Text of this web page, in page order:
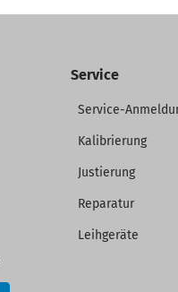
Service
Service-
Kalibrierung
Justierung
Reparatur
Leihgeräte